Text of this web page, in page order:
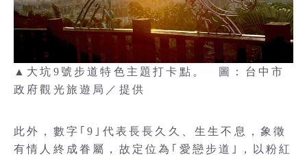
▲大坑9號步道特色主題打卡點。 圖：台中市
政府觀光旅遊局／提供
此外，數字｢9｣代表長長久久、生生不息，象徵
有情人終成眷屬，故定位為｢愛戀步道｣，以粉紅